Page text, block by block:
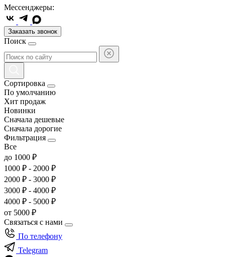
Мессенджеры:
Заказать звонок
Поиск
Сортировка
По умолчанию
Хит продаж
Новинки
Сначала дешевые
Сначала дорогие
Фильтрация
Все
до 1000 ₽
1000 ₽ - 2000 ₽
2000 ₽ - 3000 ₽
3000 ₽ - 4000 ₽
4000 ₽ - 5000 ₽
от 5000 ₽
Связаться с нами
По телефону
Telegram